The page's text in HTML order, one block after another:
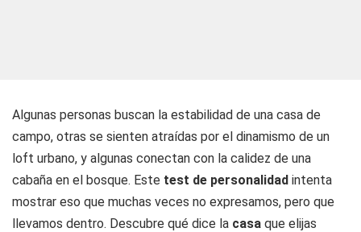
Algunas personas buscan la estabilidad de una casa de
campo, otras se sienten atraídas por el dinamismo de un
loft urbano, y algunas conectan con la calidez de una
cabaña en el bosque. Este test de personalidad intenta
mostrar eso que muchas veces no expresamos, pero que
llevamos dentro. Descubre qué dice la casa que elijas